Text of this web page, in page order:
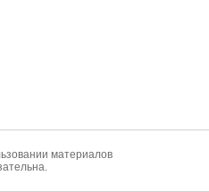
материалов